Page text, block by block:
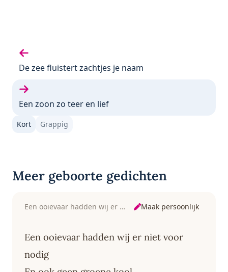
Vorige gedicht:
De zee fluistert zachtjes je naam
Volgende gedicht:
Een zoon zo teer en lief
Kort Grappig
Meer geboorte gedichten
Een ooievaar hadden wij er niet voor nodig Maak persoonlijk
Een ooievaar hadden wij er niet voor
nodig